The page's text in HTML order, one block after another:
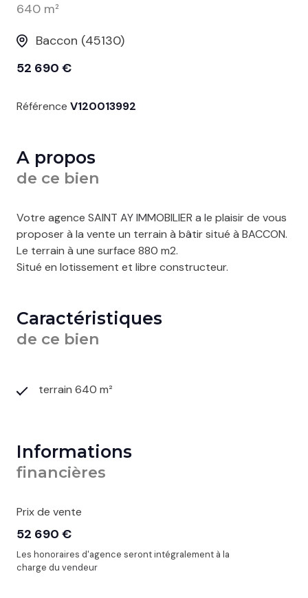
640 m²
Baccon (45130)
52 690 €
Référence V120013992
A propos
de ce bien
Votre agence SAINT AY IMMOBILIER a le plaisir de vous
proposer à la vente un terrain à bâtir situé à BACCON.
Le terrain à une surface 880 m2.
Situé en lotissement et libre constructeur.
Caractéristiques
de ce bien
terrain 640 m²
Informations
financières
Prix de vente
52 690 €
Les honoraires d'agence seront intégralement à la
charge du vendeur